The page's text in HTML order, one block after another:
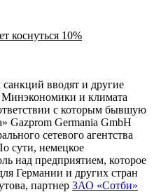
коснуться 10%
вводят и другие
Минэкономики и климата
с которым бывшую
Gazprom Germania GmbH
сетевого агентства
сути, немецкое
над предприятием, которое
Германии и других стран
партнер ЗАО «Сотби»